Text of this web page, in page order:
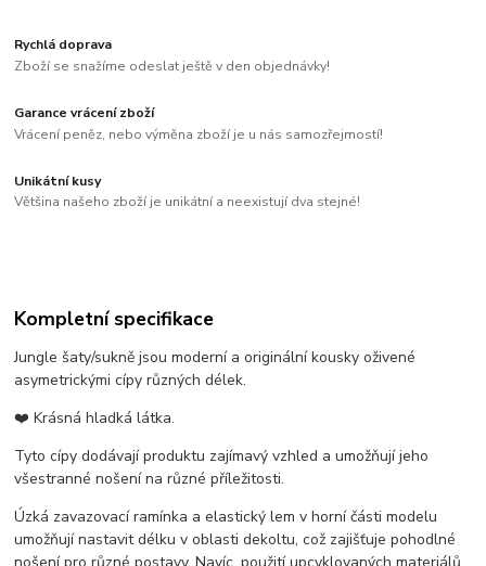
Rychlá doprava
Zboží se snažíme odeslat ještě v den objednávky!
Garance vrácení zboží
Vrácení peněz, nebo výměna zboží je u nás samozřejmostí!
Unikátní kusy
Většina našeho zboží je unikátní a neexistují dva stejné!
Kompletní specifikace
Jungle šaty/sukně jsou moderní a originální kousky oživené
asymetrickými cípy různých délek.
❤️ Krásná hladká látka.
Tyto cípy dodávají produktu zajímavý vzhled a umožňují jeho
všestranné nošení na různé příležitosti.
Úzká zavazovací ramínka a elastický lem v horní části modelu
umožňují nastavit délku v oblasti dekoltu, což zajišťuje pohodlné